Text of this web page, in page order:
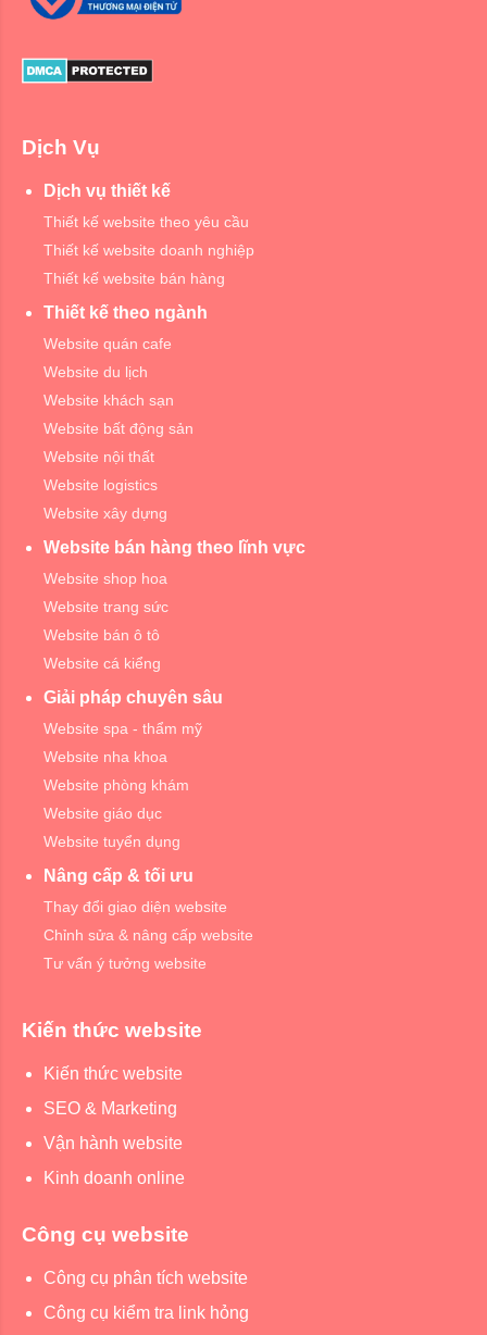
Dịch Vụ
Dịch vụ thiết kế
Thiết kế website theo yêu cầu
Thiết kế website doanh nghiệp
Thiết kế website bán hàng
Thiết kế theo ngành
Website quán cafe
Website du lịch
Website khách sạn
Website bất động sản
Website nội thất
Website logistics
Website xây dựng
Website bán hàng theo lĩnh vực
Website shop hoa
Website trang sức
Website bán ô tô
Website cá kiểng
Giải pháp chuyên sâu
Website spa - thẩm mỹ
Website nha khoa
Website phòng khám
Website giáo dục
Website tuyển dụng
Nâng cấp & tối ưu
Thay đổi giao diện website
Chỉnh sửa & nâng cấp website
Tư vấn ý tưởng website
Kiến thức website
Kiến thức website
SEO & Marketing
Vận hành website
Kinh doanh online
Công cụ website
Công cụ phân tích website
Công cụ kiểm tra link hỏng